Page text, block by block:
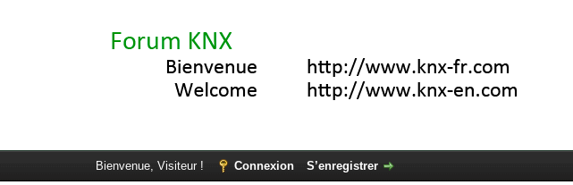
Bienvenue, Visiteur ! Connexion S’enregistrer